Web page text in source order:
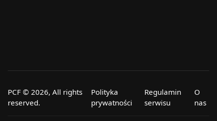
PCF © 2026, All rights
reserved.
Polityka
prywatności
Regulamin
serwisu
O
nas